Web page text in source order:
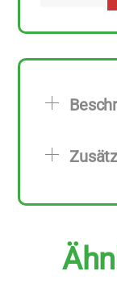
70